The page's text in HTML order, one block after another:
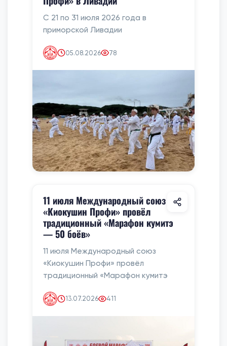
С 21 по 31 июля 2026 года в
приморской Ливадии
05.08.2026 78
11 июля Международный союз
«Киокушин Профи» провёл
традиционный «Марафон кумитэ
— 50 боёв»
11 июля Международный союз
«Киокушин Профи» провёл
традиционный «Марафон кумитэ
13.07.2026 411